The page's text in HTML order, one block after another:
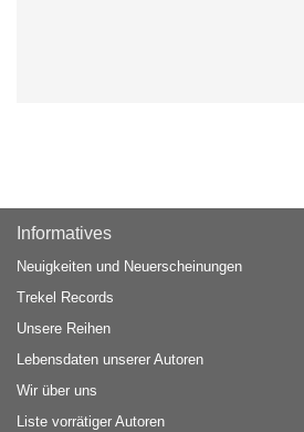
Informatives
Neuigkeiten und Neuerscheinungen
Trekel Records
Unsere Reihen
Lebensdaten unserer Autoren
Wir über uns
Liste vorrätiger Autoren